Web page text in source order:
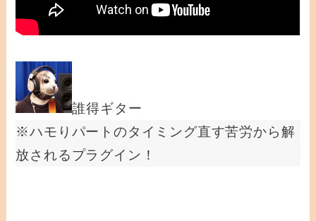
誰得ギター
※ハモりパートのタイミング直す苦労から解
放されるプラグイン！